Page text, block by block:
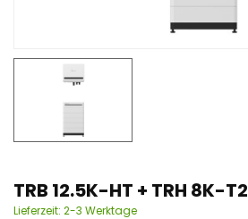
TRB 12.5K-HT + TRH 8K-T2
Lieferzeit: 2-3 Werktage